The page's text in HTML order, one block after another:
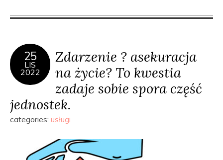
25
LIS
2022
Zdarzenie ? asekuracja
na życie? To kwestia
zadaje sobie spora część
jednostek.
categories: usługi